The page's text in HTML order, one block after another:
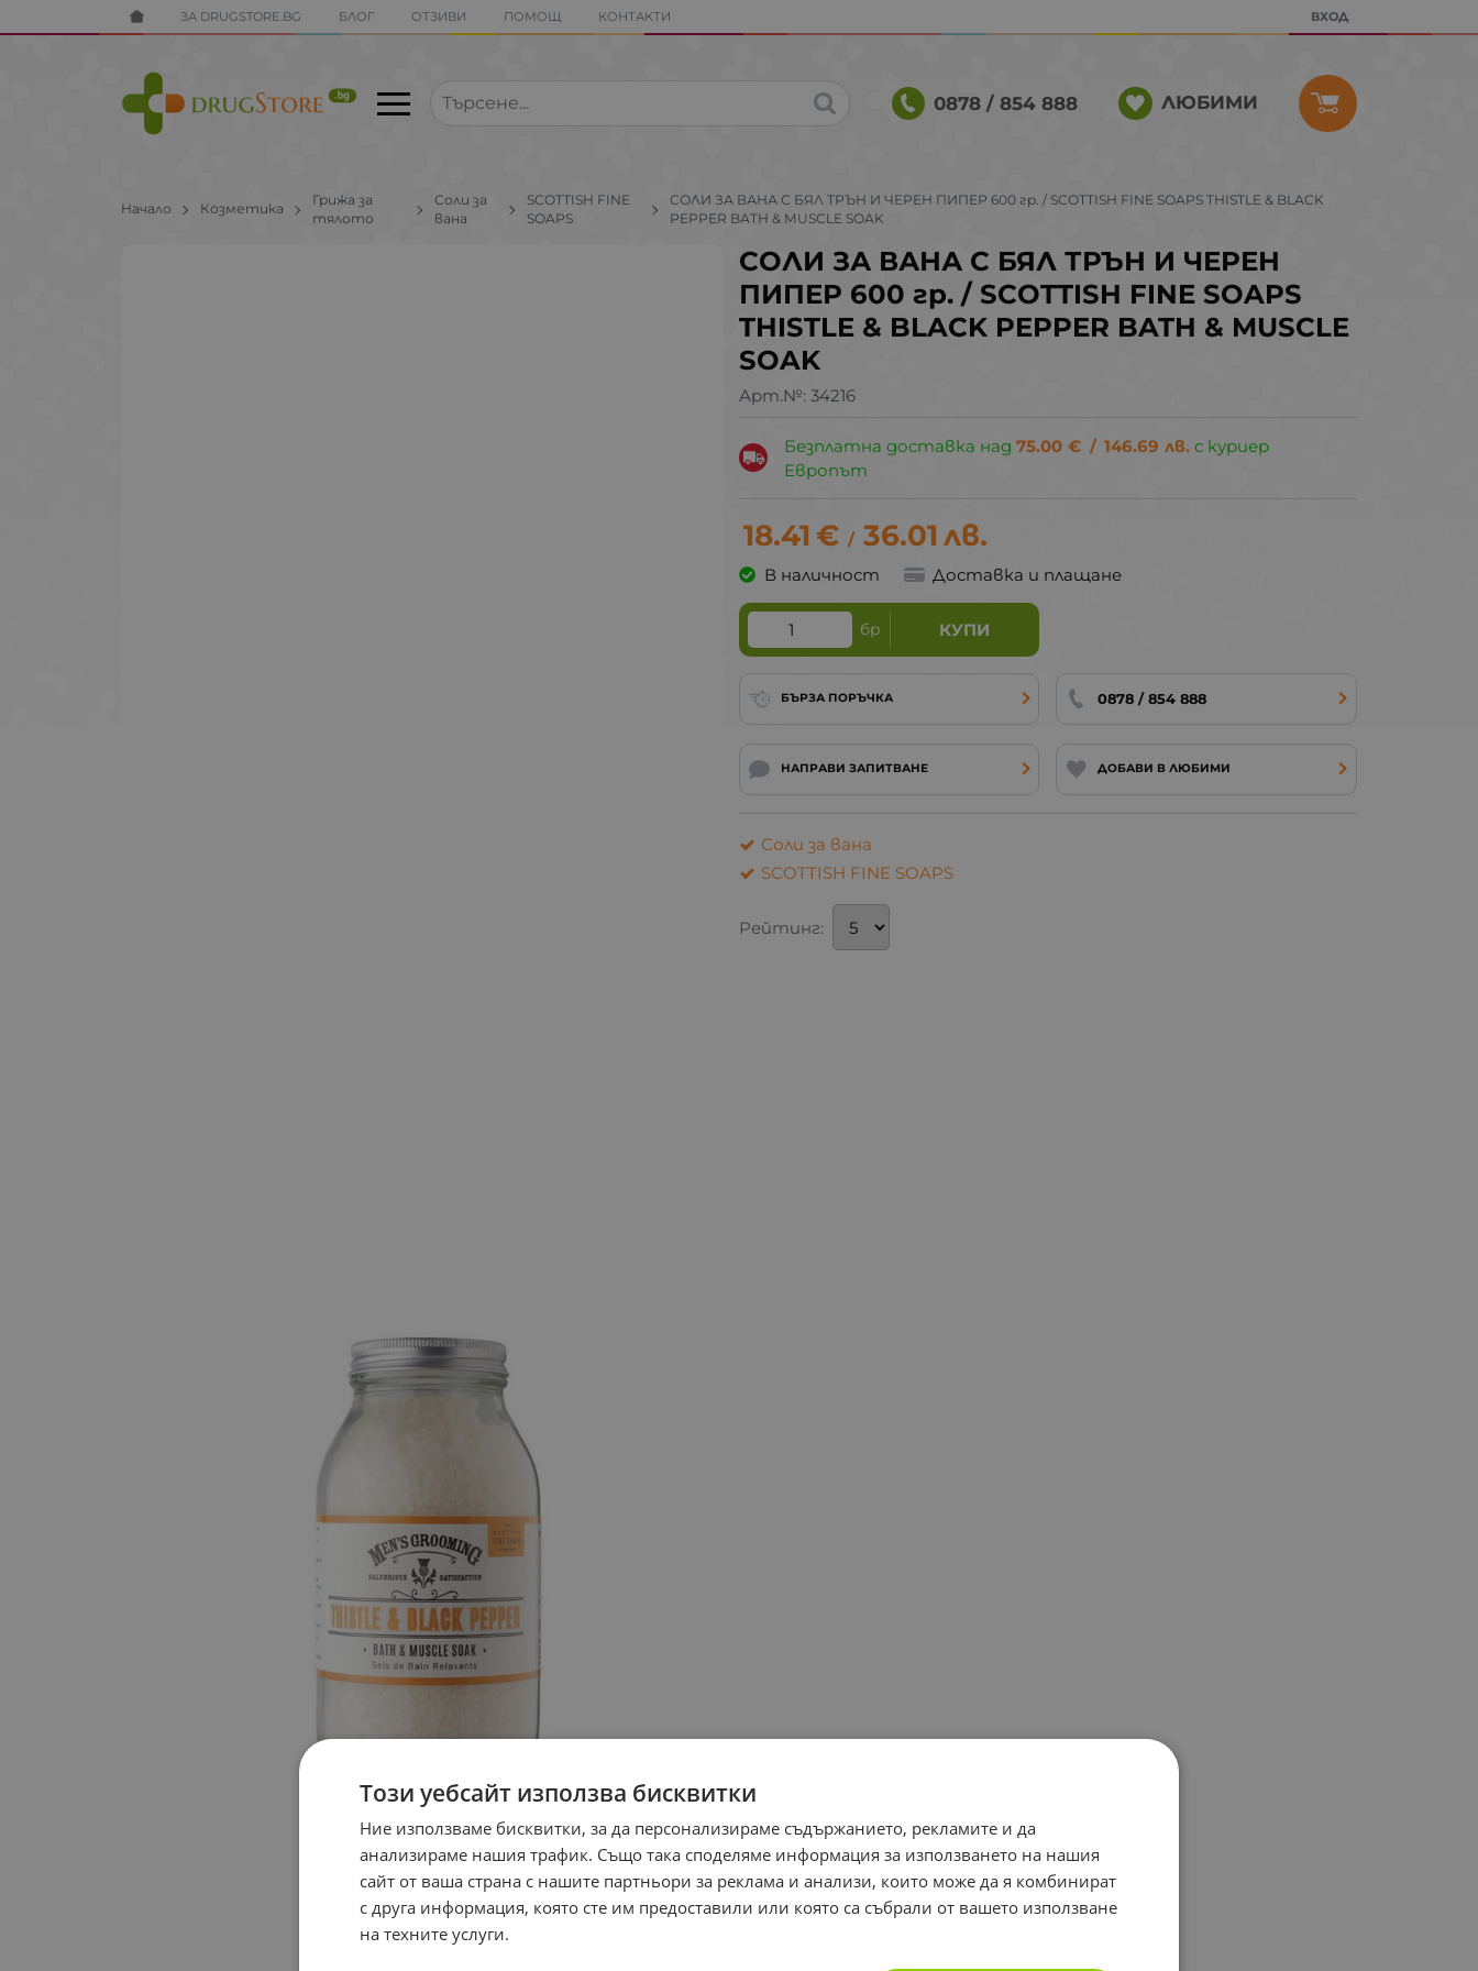
ЗА DRUGSTORE.BG БЛОГ ОТЗИВИ ПОМОЩ КОНТАКТИ ВХОД
0878 / 854 888 ЛЮБИМИ
Начало Козметика
Грижа за
тялото
Соли за
вана
SCOTTISH FINE
SOAPS
СОЛИ ЗА ВАНА С БЯЛ ТРЪН И ЧЕРЕН ПИПЕР 600 гр. / SCOTTISH FINE SOAPS THISTLE & BLACK
PEPPER BATH & MUSCLE SOAK
СОЛИ ЗА ВАНА С БЯЛ ТРЪН И ЧЕРЕН
ПИПЕР 600 гр. / SCOTTISH FINE SOAPS
THISTLE & BLACK PEPPER BATH & MUSCLE
SOAK
Арт.№: 34216
Безплатна доставка над75.00 € / 146.69 лв. с куриер
Европът
18.41 € / 36.01 лв.
В наличност Доставка и плащане
бр КУПИ
БЪРЗА ПОРЪЧКА 0878 / 854 888
НАПРАВИ ЗАПИТВАНЕ ДОБАВИ В ЛЮБИМИ
Соли за вана
SCOTTISH FINE SOAPS
Рейтинг:
Този уебсайт използва бисквитки
Ние използваме бисквитки, за да персонализираме съдържанието, рекламите и да
анализираме нашия трафик. Също така споделяме информация за използването на нашия
сайт от ваша страна с нашите партньори за реклама и анализи, които може да я комбинират
с друга информация, която сте им предоставили или която са събрали от вашето използване
на техните услуги.